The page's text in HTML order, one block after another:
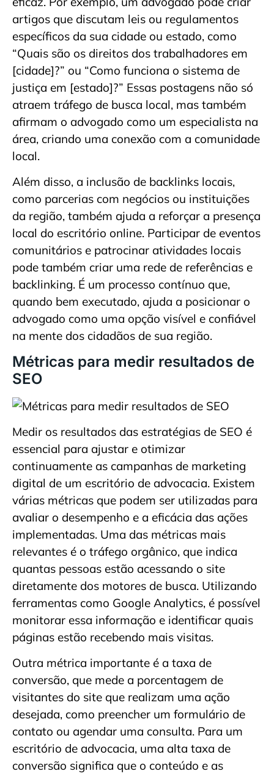
artigos que discutam leis ou regulamentos
específicos da sua cidade ou estado, como
“Quais são os direitos dos trabalhadores em
[cidade]?” ou “Como funciona o sistema de
justiça em [estado]?” Essas postagens não só
atraem tráfego de busca local, mas também
afirmam o advogado como um especialista na
área, criando uma conexão com a comunidade
local.
Além disso, a inclusão de backlinks locais,
como parcerias com negócios ou instituições
da região, também ajuda a reforçar a presença
local do escritório online. Participar de eventos
comunitários e patrocinar atividades locais
pode também criar uma rede de referências e
backlinking. É um processo contínuo que,
quando bem executado, ajuda a posicionar o
advogado como uma opção visível e confiável
na mente dos cidadãos de sua região.
Métricas para medir resultados de
SEO
Medir os resultados das estratégias de SEO é
essencial para ajustar e otimizar
continuamente as campanhas de marketing
digital de um escritório de advocacia. Existem
várias métricas que podem ser utilizadas para
avaliar o desempenho e a eficácia das ações
implementadas. Uma das métricas mais
relevantes é o tráfego orgânico, que indica
quantas pessoas estão acessando o site
diretamente dos motores de busca. Utilizando
ferramentas como Google Analytics, é possível
monitorar essa informação e identificar quais
páginas estão recebendo mais visitas.
Outra métrica importante é a taxa de
conversão, que mede a porcentagem de
visitantes do site que realizam uma ação
desejada, como preencher um formulário de
contato ou agendar uma consulta. Para um
escritório de advocacia, uma alta taxa de
conversão significa que o conteúdo e as